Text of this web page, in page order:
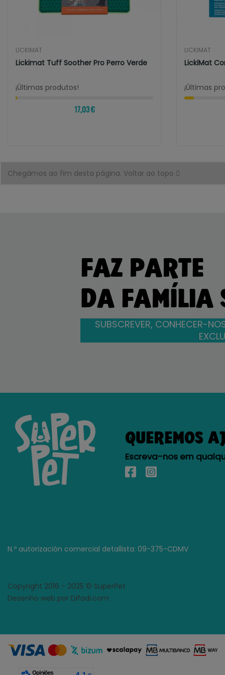
LICKIMAT
Lickimat Tuff Soother Pro Perro Verde
¡Últimas produtos!
17,03 €
LICKIMAT
LickiMat
¡Últimas
Chegámos ao fim desta página. Voltar ao topo
FAZ PARTE
DA FAMÍLIA
SUBSCREVER, CONHECER-
QUEREMOS
Escreva-nos em
N.º autorización comercial detallista: 09-375-CDMV
Copyright 2016 - 2025 © SuperPet
Desenho web por Difadi.com